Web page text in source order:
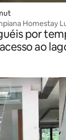
Homestay
por
acesso ao